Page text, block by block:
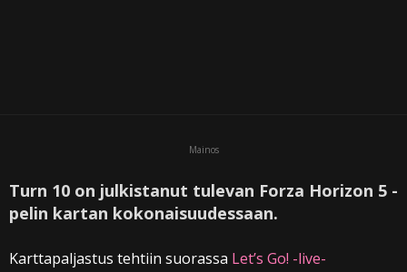
Mainos
Turn 10 on julkistanut tulevan Forza Horizon 5 -
pelin kartan kokonaisuudessaan.
Karttapaljastus tehtiin suorassa Let’s Go! -live-